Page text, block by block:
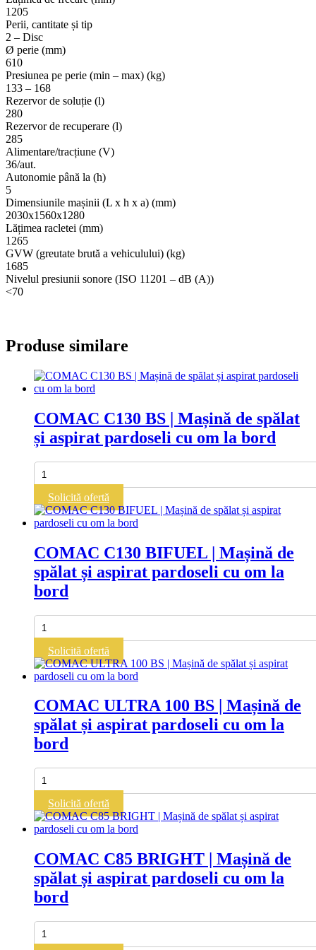
pardoseli
cu
om
la
bord
1205
Perii, cantitate și tip
2 – Disc
Ø perie (mm)
610
Presiunea pe perie (min – max) (kg)
133 – 168
Rezervor de soluție (l)
280
Rezervor de recuperare (l)
285
Alimentare/tracțiune (V)
36/aut.
Autonomie până la (h)
5
Dimensiunile mașinii (L x h x a) (mm)
2030x1560x1280
Lățimea racletei (mm)
1265
GVW (greutate brută a vehiculului) (kg)
1685
Nivelul presiunii sonore (ISO 11201 – dB (A))
<70
Produse similare
COMAC C130 BS | Mașină de spălat
și aspirat pardoseli cu om la bord
Cantitate
COMAC
C130
BS
|
Mașină
spălat
și
aspirat
pardoseli
om
bord
Solicită ofertă
COMAC C130 BIFUEL | Mașină de
spălat și aspirat pardoseli cu om la
bord
Cantitate
COMAC
C130
BIFUEL
|
Mașină
spălat
și
aspirat
pardoseli
om
bord
Solicită ofertă
COMAC ULTRA 100 BS | Mașină de
spălat și aspirat pardoseli cu om la
bord
Cantitate
COMAC
ULTRA
100
BS
|
de
spălat
și
aspirat
cu
om
Solicită ofertă
COMAC C85 BRIGHT | Mașină de
spălat și aspirat pardoseli cu om la
bord
Cantitate
COMAC